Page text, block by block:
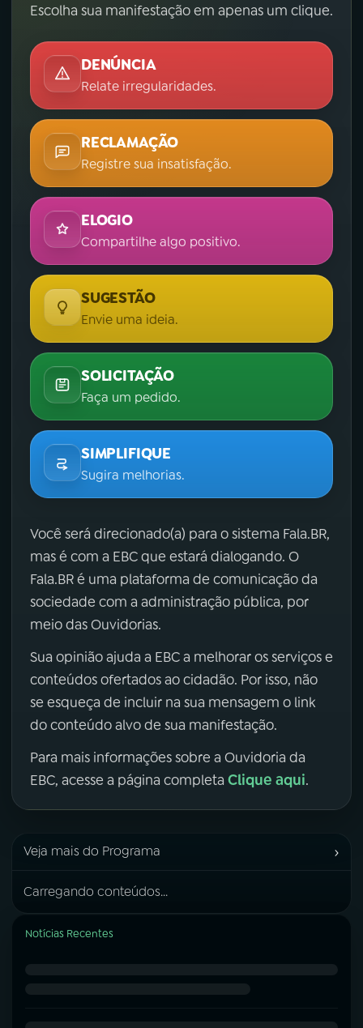
Escolha sua manifestação em apenas um clique.
DENÚNCIA
Relate irregularidades.
RECLAMAÇÃO
Registre sua insatisfação.
ELOGIO
Compartilhe algo positivo.
SUGESTÃO
Envie uma ideia.
SOLICITAÇÃO
Faça um pedido.
SIMPLIFIQUE
Sugira melhorias.
Você será direcionado(a) para o sistema Fala.BR,
mas é com a EBC que estará dialogando. O
Fala.BR é uma plataforma de comunicação da
sociedade com a administração pública, por
meio das Ouvidorias.
Sua opinião ajuda a EBC a melhorar os serviços e
conteúdos ofertados ao cidadão. Por isso, não
se esqueça de incluir na sua mensagem o link
do conteúdo alvo de sua manifestação.
Para mais informações sobre a Ouvidoria da
EBC, acesse a página completa Clique aqui.
Veja mais do Programa ›
Carregando conteúdos...
Notícias Recentes